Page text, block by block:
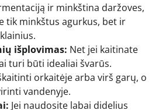
ir minkština daržoves,
tik minkštus agurkus, bet ir
išplovimas: Net jei kaitinate
turi būti idealiai švarūs.
orkaitėje arba virš garų, o
vandenyje.
Jei naudosite labai didelius